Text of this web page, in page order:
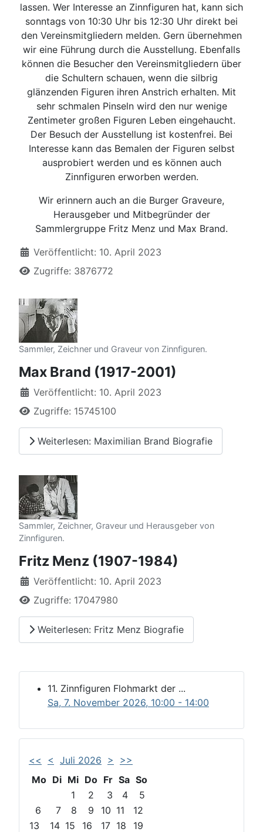
lassen. Wer Interesse an Zinnfiguren hat, kann sich
sonntags von 10:30 Uhr bis 12:30 Uhr direkt bei
den Vereinsmitgliedern melden. Gern übernehmen
wir eine Führung durch die Ausstellung. Ebenfalls
können die Besucher den Vereinsmitgliedern über
die Schultern schauen, wenn die silbrig
glänzenden Figuren ihren Anstrich erhalten. Mit
sehr schmalen Pinseln wird den nur wenige
Zentimeter großen Figuren Leben eingehaucht.
Der Besuch der Ausstellung ist kostenfrei. Bei
Interesse kann das Bemalen der Figuren selbst
ausprobiert werden und es können auch
Zinnfiguren erworben werden.
Wir erinnern auch an die Burger Graveure,
Herausgeber und Mitbegründer der
Sammlergruppe Fritz Menz und Max Brand.
Details
Veröffentlicht: 10. April 2023
Zugriffe: 3876772
Sammler, Zeichner und Graveur von Zinnfiguren.
Max Brand (1917-2001)
Details
Veröffentlicht: 10. April 2023
Zugriffe: 15745100
Weiterlesen: Maximilian Brand Biografie
Sammler, Zeichner, Graveur und Herausgeber von
Zinnfiguren.
Fritz Menz (1907-1984)
Details
Veröffentlicht: 10. April 2023
Zugriffe: 17047980
Weiterlesen: Fritz Menz Biografie
11. Zinnfiguren Flohmarkt der ...
Sa, 7. November 2026, 10:00 - 14:00
<< < Juli 2026 >
>>
Mo Di Mi Do Fr Sa So
1
2 3 4
5
6
7 8 9 10 11
12
13
14 15 16 17 18
19